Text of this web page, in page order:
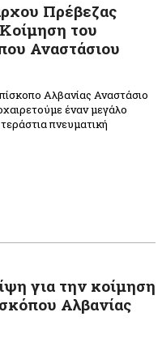
Πρέβεζας
του
Αναστάσιου
Αλβανίας Αναστάσιο
έναν μεγάλο
πνευματική
για την κοίμηση
Αλβανίας